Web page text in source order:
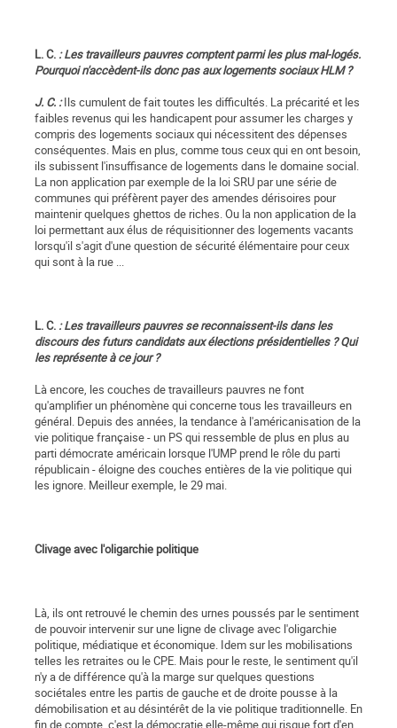
L. C. : Les travailleurs pauvres comptent parmi les plus mal-logés.
Pourquoi n'accèdent-ils donc pas aux logements sociaux HLM ?
J. C. :Ils cumulent de fait toutes les difficultés. La précarité et les
faibles revenus qui les handicapent pour assumer les charges y
compris des logements sociaux qui nécessitent des dépenses
conséquentes. Mais en plus, comme tous ceux qui en ont besoin,
ils subissent l'insuffisance de logements dans le domaine social.
La non application par exemple de la loi SRU par une série de
communes qui préfèrent payer des amendes dérisoires pour
maintenir quelques ghettos de riches. Ou la non application de la
loi permettant aux élus de réquisitionner des logements vacants
lorsqu'il s'agit d'une question de sécurité élémentaire pour ceux
qui sont à la rue ...
L. C. : Les travailleurs pauvres se reconnaissent-ils dans les
discours des futurs candidats aux élections présidentielles ? Qui
les représente à ce jour ?
Là encore, les couches de travailleurs pauvres ne font
qu'amplifier un phénomène qui concerne tous les travailleurs en
général. Depuis des années, la tendance à l'américanisation de la
vie politique française - un PS qui ressemble de plus en plus au
parti démocrate américain lorsque l'UMP prend le rôle du parti
républicain - éloigne des couches entières de la vie politique qui
les ignore. Meilleur exemple, le 29 mai.
Clivage avec l'oligarchie politique
Là, ils ont retrouvé le chemin des urnes poussés par le sentiment
de pouvoir intervenir sur une ligne de clivage avec l'oligarchie
politique, médiatique et économique. Idem sur les mobilisations
telles les retraites ou le CPE. Mais pour le reste, le sentiment qu'il
n'y a de différence qu'à la marge sur quelques questions
sociétales entre les partis de gauche et de droite pousse à la
démobilisation et au désintérêt de la vie politique traditionnelle. En
fin de compte, c'est la démocratie elle-même qui risque fort d'en